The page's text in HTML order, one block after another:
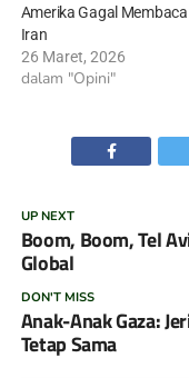
Amerika Gagal Membaca
Iran
26 Maret, 2026
dalam "Opini"
UP NEXT
Boom, Boom, Tel
Global
DON'T MISS
Anak-Anak Gaza:
Tetap Sama